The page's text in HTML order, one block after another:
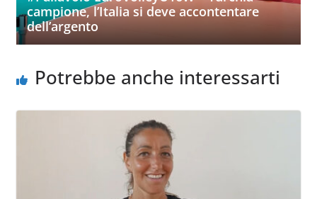
campione, l’Italia si deve accontentare
dell’argento
Potrebbe anche interessarti